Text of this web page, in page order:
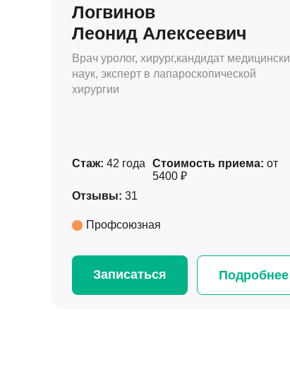
Логвинов
Леонид Алексеевич
Врач уролог, хирург,кандидат
наук, эксперт в лапароскопической
хирургии
Стаж: 42 года Стоимость приема: от
5400 ₽
Отзывы: 31
Профсоюзная
Записаться Подробнее